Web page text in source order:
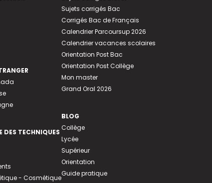
DES TECHNIQUES
- Cosmétique
Sujets corrigés Bac
Corrigés Bac de Français
Calendrier Parcoursup 2026
Calendrier vacances scolaires
Orientation Post Bac
Orientation Post Collège
Mon master
Grand Oral 2026
BLOG
Collège
Lycée
Supérieur
Orientation
Guide pratique